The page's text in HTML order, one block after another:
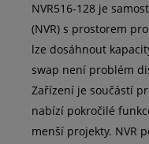
NVR516-128 je
(NVR) s prostorem
lze dosáhnout
swap není problém
Zařízení je součástí
nabízí pokročilé
menší projekty. NVR